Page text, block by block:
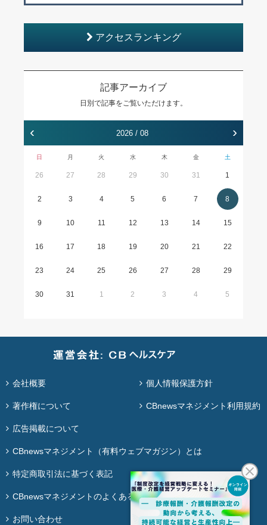
アクセスランキング
記事アーカイブ
日別で記事をご覧いただけます。
‹ 2026 / 08 ›
日 月 火 水 木 金 土
26 27 28 29 30 31 1
2 3 4 5 6 7 8
9 10 11 12 13 14 15
16 17 18 19 20 21 22
23 24 25 26 27 28 29
30 31 1 2 3 4 5
会社概要 個人情報保護方針
著作権について CBnewsマネジメント利用規約
広告掲載について
CBnewsマネジメント（有料ウェブマガジン）とは
特定商取引法に基づく表記
CBnewsマネジメントのよくある質問
お問い合わせ